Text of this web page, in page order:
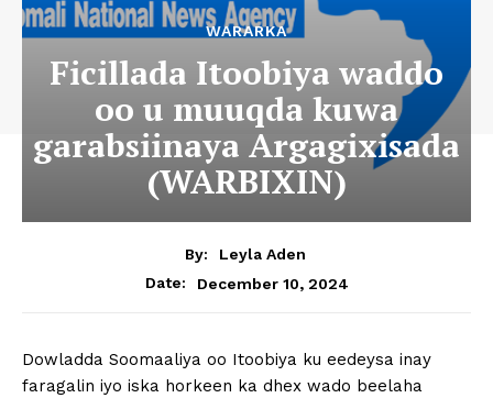
WARARKA
Ficillada Itoobiya waddo
oo u muuqda kuwa
garabsiinaya Argagixisada
(WARBIXIN)
By:
Leyla Aden
Date:
December 10, 2024
Dowladda Soomaaliya oo Itoobiya ku eedeysa inay
faragalin iyo iska horkeen ka dhex wado beelaha